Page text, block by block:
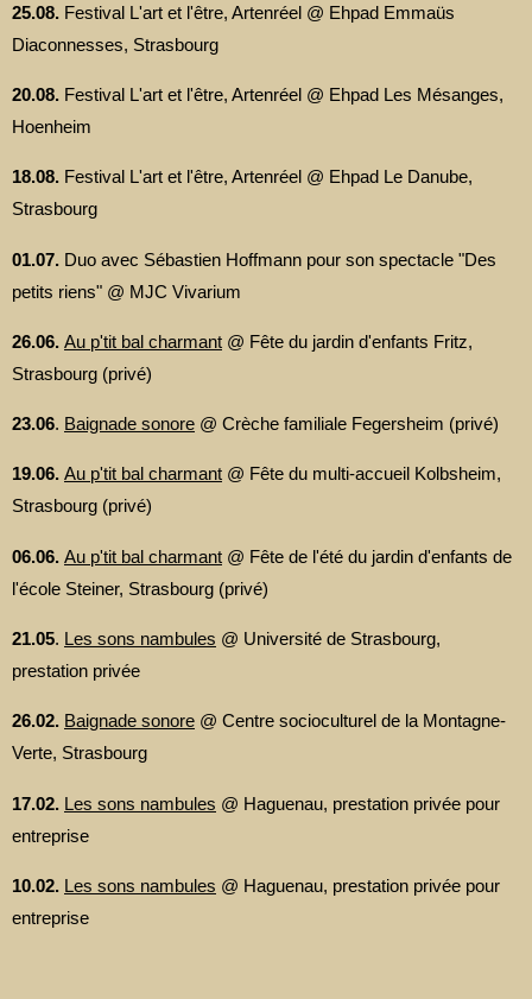
25.08. Festival L'art et l'être, Artenréel @ Ehpad Emmaüs
Diaconnesses, Strasbourg
20.08. Festival L'art et l'être, Artenréel @ Ehpad Les Mésanges,
Hoenheim
18.08. Festival L'art et l'être, Artenréel @ Ehpad Le Danube,
Strasbourg
01.07. Duo avec Sébastien Hoffmann pour son spectacle "Des
petits riens" @ MJC Vivarium
26.06. Au p'tit bal charmant @ Fête du jardin d'enfants Fritz,
Strasbourg (privé)
23.06. Baignade sonore @ Crèche familiale Fegersheim (privé)
19.06. Au p'tit bal charmant @ Fête du multi-accueil Kolbsheim,
Strasbourg (privé)
06.06. Au p'tit bal charmant @ Fête de l'été du jardin d'enfants de
l'école Steiner, Strasbourg (privé)
21.05. Les sons nambules @ Université de Strasbourg,
prestation privée
26.02. Baignade sonore @ Centre socioculturel de la Montagne-
Verte, Strasbourg
17.02. Les sons nambules @ Haguenau, prestation privée pour
entreprise
10.02. Les sons nambules @ Haguenau, prestation privée pour
entreprise